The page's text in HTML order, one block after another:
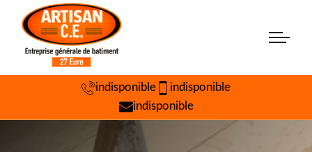
indisponible
indisponible
indisponible